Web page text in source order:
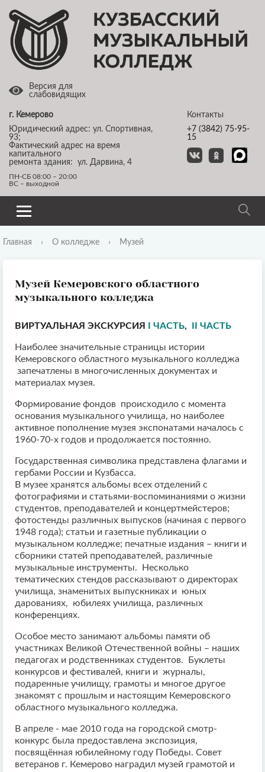
г. Кемерово
Юридический адрес: ул. Спортивная,
93;
Фактический адрес на время
капитального
ремонта здания: ул. Дарвина, 4
ПН-СБ 08:00 – 20:00
ВС – выходной
Контакты
+7 (3842) 75-95-
15
Версия для
слабовидящих
Главная › О колледже › Музей
Музей Кемеровского областного
музыкального колледжа
ВИРТУАЛЬНАЯ ЭКСКУРСИЯ I ЧАСТЬ, II ЧАСТЬ
Наиболее значительные страницы истории
Кемеровского областного музыкального колледжа
запечатлены в многочисленных документах и
материалах музея.
Формирование фондов происходило с момента
основания музыкального училища, но наиболее
активное пополнение музея экспонатами началось с
1960-70-х годов и продолжается постоянно.
Государственная символика представлена флагами и
гербами России и Кузбасса.
В музее хранятся альбомы всех отделений с
фотографиями и статьями-воспоминаниями о жизни
студентов, преподавателей и концертмейстеров;
фотостенды различных выпусков (начиная с первого
1948 года); статьи и газетные публикации о
музыкальном колледже; печатные издания – книги и
сборники статей преподавателей, различные
музыкальные инструменты. Несколько
тематических стендов рассказывают о директорах
училища, знаменитых выпускниках и юных
дарованиях, юбилеях училища, различных
конференциях.
Особое место занимают альбомы памяти об
участниках Великой Отечественной войны – наших
педагогах и родственниках студентов. Буклеты
конкурсов и фестивалей, книги и журналы,
подаренные училищу, грамоты и многое другое
знакомят с прошлым и настоящим Кемеровского
областного музыкального колледжа.
В апреле - мае 2010 года на городской смотр-
конкурс была предоставлена экспозиция,
посвящённая юбилейному году Победы. Совет
ветеранов г. Кемерово наградил музей грамотой и